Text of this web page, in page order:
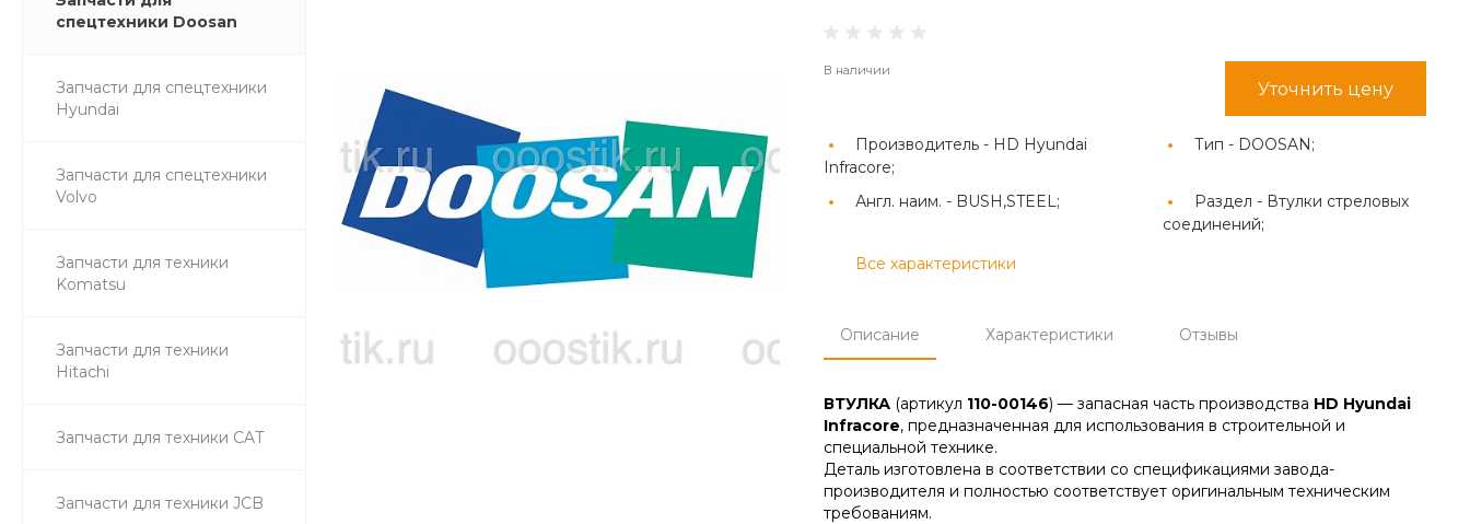
спецтехники Doosan
Запчасти для спецтехники
Hyundai
Запчасти для спецтехники
Volvo
Запчасти для техники
Komatsu
Запчасти для техники
Hitachi
Запчасти для техники CAT
Запчасти для техники JCB
В наличии
Уточнить цену
Производитель - HD Hyundai
Infracore;
Тип - DOOSAN;
Англ. наим. - BUSH,STEEL; Раздел - Втулки стреловых
соединений;
Все характеристики
Описание Характеристики Отзывы
ВТУЛКА(артикул 110-00146) — запасная часть производства HD Hyundai
Infracore, предназначенная для использования в строительной и
специальной технике.
Деталь изготовлена в соответствии со спецификациями завода-
производителя и полностью соответствует оригинальным техническим
требованиям.